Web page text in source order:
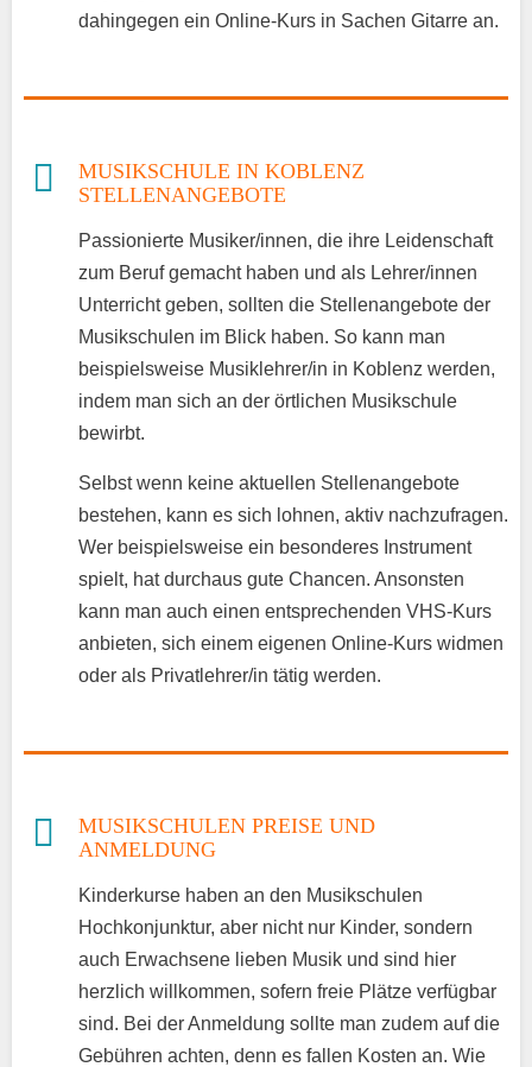
dahingegen ein Online-Kurs in Sachen Gitarre an.
MUSIKSCHULE IN KOBLENZ
STELLENANGEBOTE
Passionierte Musiker/innen, die ihre Leidenschaft
zum Beruf gemacht haben und als Lehrer/innen
Unterricht geben, sollten die Stellenangebote der
Musikschulen im Blick haben. So kann man
beispielsweise Musiklehrer/in in Koblenz werden,
indem man sich an der örtlichen Musikschule
bewirbt.
Selbst wenn keine aktuellen Stellenangebote
bestehen, kann es sich lohnen, aktiv nachzufragen.
Wer beispielsweise ein besonderes Instrument
spielt, hat durchaus gute Chancen. Ansonsten
kann man auch einen entsprechenden VHS-Kurs
anbieten, sich einem eigenen Online-Kurs widmen
oder als Privatlehrer/in tätig werden.
MUSIKSCHULEN PREISE UND
ANMELDUNG
Kinderkurse haben an den Musikschulen
Hochkonjunktur, aber nicht nur Kinder, sondern
auch Erwachsene lieben Musik und sind hier
herzlich willkommen, sofern freie Plätze verfügbar
sind. Bei der Anmeldung sollte man zudem auf die
Gebühren achten, denn es fallen Kosten an. Wie